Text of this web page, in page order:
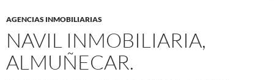
AGENCIAS INMOBILIARIAS
NAVIL INMOBILIARIA,
ALMUÑECAR.